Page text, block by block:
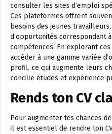
consulter les sites d’emploi
Ces plateformes offrent
besoins des jeunes
d’opportunités correspondant
compétences. En explorant
accéder à une gamme variée
profil, ce qui augmente leurs
concilie études et expérience
Rends ton CV
Pour augmenter tes chances
il est essentiel de rendre ton